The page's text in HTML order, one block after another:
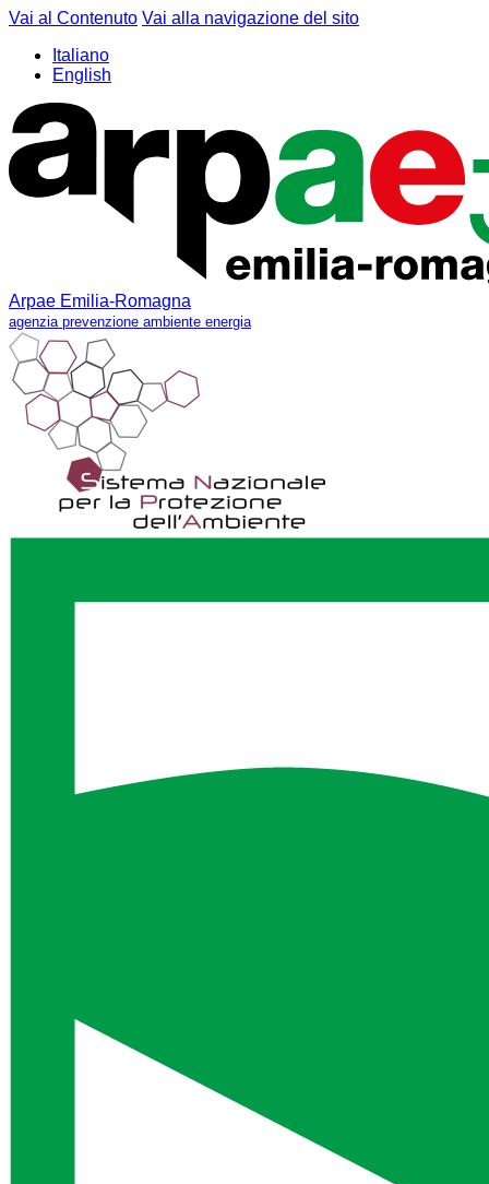
Vai al Contenuto Vai alla navigazione del sito
Italiano
English
Arpae Emilia-Romagna
agenzia prevenzione ambiente energia